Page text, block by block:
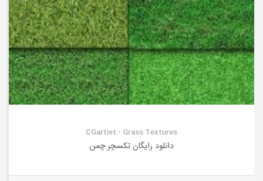
CGartist - Grass Textures
دانلود رایگان تکسچر چمن